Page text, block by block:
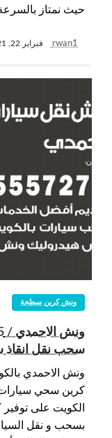
حيث نمتاز
rwan1 فبراير 22, 2021
ونش كرين سطحة
سحب نقل انقاذ
ونش الاحمدي
كرين سحي
الكويت على
بسحب و نقل